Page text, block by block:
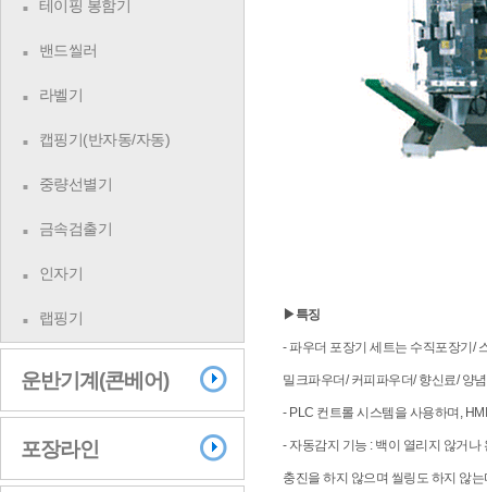
테이핑 봉함기
밴드씰러
라벨기
캡핑기(반자동/자동)
중량선별기
금속검출기
인자기
랩핑기
운반기계(콘베어)
포장라인
▶특징
- 파우더 포장기 세트는 수직포장기/
밀크파우더/ 커피파우더/ 향신료/ 양
- PLC 컨트롤 시스템을 사용하며,
- 자동감지 기능 : 백이 열리지 않거
충진을 하지 않으며 씰링도 하지 않는